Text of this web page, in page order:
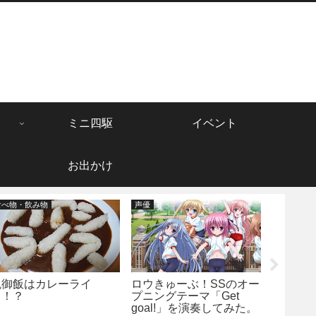
ミニ四駆 イベント
お出かけ
べ物・飲み物
飯はカレーライ
？
声優
ロウきゅーぶ！SSのオー
プニングテーマ「Get
goal!」を演奏してみた。